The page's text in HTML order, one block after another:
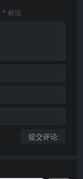
* 标注